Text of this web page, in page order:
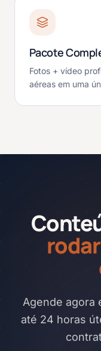
Pacote
Fotos + vídeo
aéreas em uma
Agende agora
até 24 horas